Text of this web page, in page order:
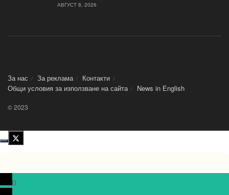
АВГУСТ 8, 2026
За нас За реклама
Контакти
Общи условия за използване на сайта
News in Еnglish
© 2023
0